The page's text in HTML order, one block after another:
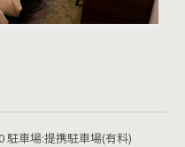
駐車場:提携駐車場(有料)